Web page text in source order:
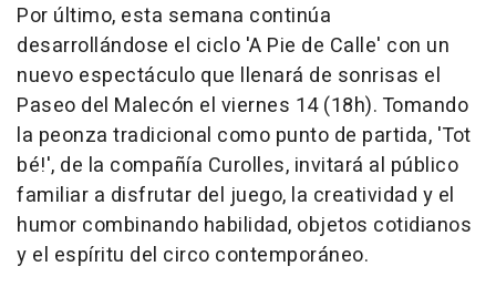
Por último, esta semana continúa
desarrollándose el ciclo 'A Pie de Calle' con un
nuevo espectáculo que llenará de sonrisas el
Paseo del Malecón el viernes 14 (18h). Tomando
la peonza tradicional como punto de partida, 'Tot
bé!', de la compañía Curolles, invitará al público
familiar a disfrutar del juego, la creatividad y el
humor combinando habilidad, objetos cotidianos
y el espíritu del circo contemporáneo.